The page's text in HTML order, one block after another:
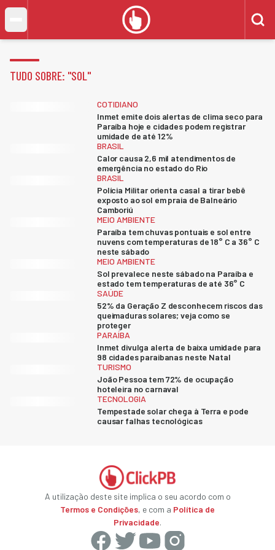
TUDO SOBRE: "SOL"
COTIDIANO
Inmet emite dois alertas de clima seco para
Paraíba hoje e cidades podem registrar
umidade de até 12%
BRASIL
Calor causa 2,6 mil atendimentos de
emergência no estado do Rio
BRASIL
Polícia Militar orienta casal a tirar bebê
exposto ao sol em praia de Balneário
Camboriú
MEIO AMBIENTE
Paraíba tem chuvas pontuais e sol entre
nuvens com temperaturas de 18° C a 36° C
neste sábado
MEIO AMBIENTE
Sol prevalece neste sábado na Paraíba e
estado tem temperaturas de até 36° C
SAÚDE
52% da Geração Z desconhecem riscos das
queimaduras solares; veja como se
proteger
PARAÍBA
Inmet divulga alerta de baixa umidade para
98 cidades paraibanas neste Natal
TURISMO
João Pessoa tem 72% de ocupação
hoteleira no carnaval
TECNOLOGIA
Tempestade solar chega à Terra e pode
causar falhas tecnológicas
A utilização deste site implica o seu acordo com o
Termos e Condições, e com a Política de
Privacidade.